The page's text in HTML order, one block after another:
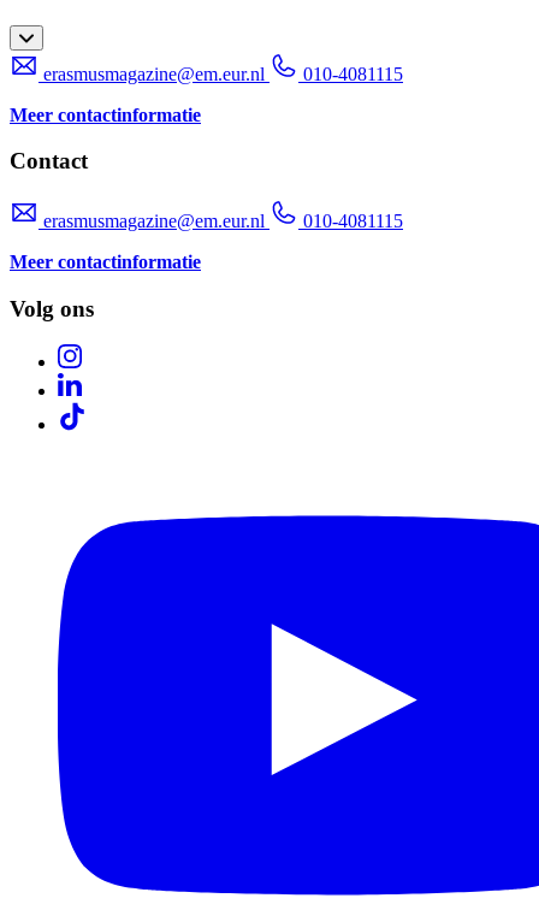
erasmusmagazine@em.eur.nl
010-4081115
Meer contactinformatie
Contact
erasmusmagazine@em.eur.nl
010-4081115
Meer contactinformatie
Volg ons